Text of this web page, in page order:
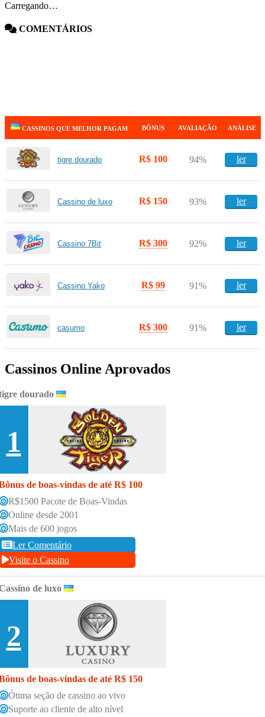
Carregando…
COMENTÁRIOS
CASSINOS QUE MELHOR PAGAM BÔNUS AVALIAÇÃO ANÁLISE
tigre dourado R$ 100 94% ler
Cassino de luxo R$ 150 93% ler
Cassino 7Bit R$ 300 92% ler
Cassino Yako R$ 99 91% ler
casumo R$ 300 91% ler
Cassinos Online Aprovados
dourado
1
de boas-vindas de até R$ 100
R$1500 Pacote de Boas-Vindas
Online desde 2001
Mais de 600 jogos
Ler Comentário
Visite o Cassino
de luxo
2
de boas-vindas de até R$ 150
Ótima seção de cassino ao vivo
Suporte ao cliente de alto nível